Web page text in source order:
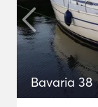
Bavaria 38